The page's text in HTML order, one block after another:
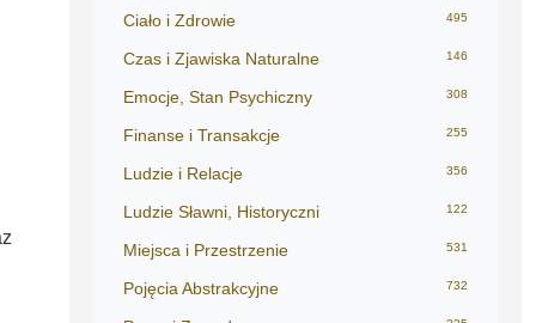
Ciało i Zdrowie 495
Czas i Zjawiska Naturalne 146
Emocje, Stan Psychiczny 308
Finanse i Transakcje 255
Ludzie i Relacje 356
Ludzie Sławni, Historyczni 122
Miejsca i Przestrzenie 531
Pojęcia Abstrakcyjne 732